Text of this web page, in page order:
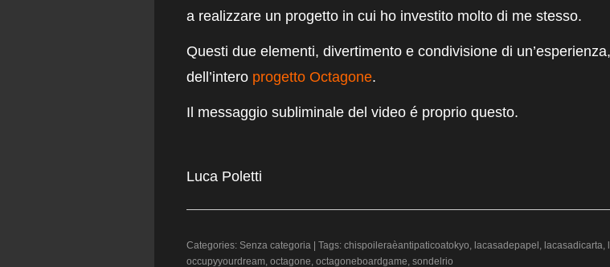
a realizzare un progetto in cui ho investito molto di me stesso.
Questi due elementi, divertimento e condivisione di
dell’intero progetto Octagone.
Il messaggio subliminale del video é proprio questo.
Luca Poletti
Categories: Senza categoria | Tags: chispoileraèantipaticoatokyo lacasadepapel lacasadicarta
occupyyourdream octagone octagoneboardgame sondelrio